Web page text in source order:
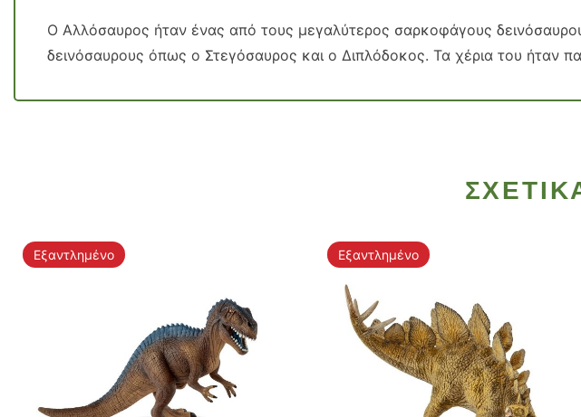
Ο Αλλόσαυρος ήταν ένας από τους μεγαλύτερος σαρκοφάγους
δεινόσαυρους όπως ο Στεγόσαυρος και ο Διπλόδοκος. Τα χέρια του ήταν
Εξαντλημένο Εξαντλημένο